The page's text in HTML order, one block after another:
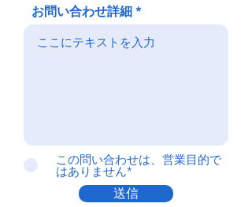
お問い合わせ詳細
この問い合わせは、営業目的で
はありません*
送信